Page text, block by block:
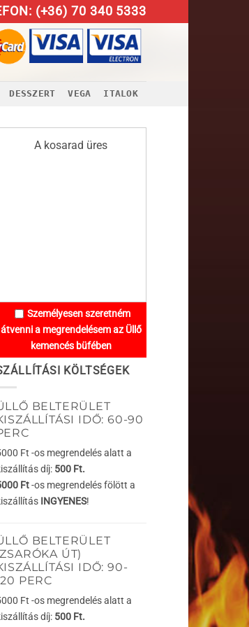
(+36) 70 340 5333
DESSZERT VEGA ITALOK
A kosarad üres
Személyesen szeretném
átvenni a megrendelésem az Üllő
kemencés büfében
KÖLTSÉGEK
BELTERÜLET
IDŐ: 60-90
Ft -os megrendelés alatt a
díj: 500 Ft.
Ft-os megrendelés fölött a
INGYENES!
BELTERÜLET
ÚT)
IDŐ: 90-
PERC
Ft -os megrendelés alatt a
díj: 500 Ft.